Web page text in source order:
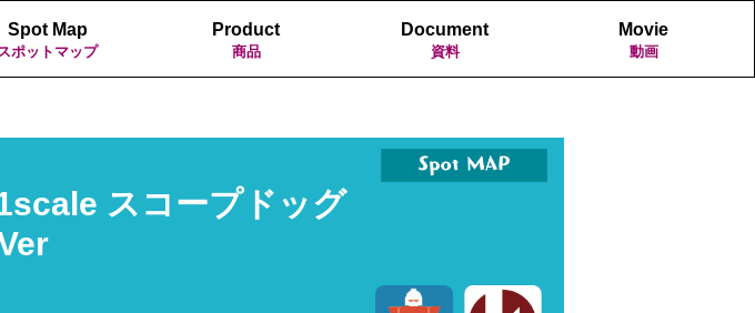
Spot Map
ポットマップ
Product
商品
Document
資料
Movie
動画
スコープドッグ